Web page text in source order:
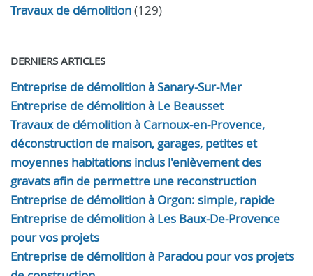
Travaux de démolition(129)
DERNIERS ARTICLES
Entreprise de démolition à Sanary-Sur-Mer
Entreprise de démolition à Le Beausset
Travaux de démolition à Carnoux-en-Provence,
déconstruction de maison, garages, petites et
moyennes habitations inclus l'enlèvement des
gravats afin de permettre une reconstruction
Entreprise de démolition à Orgon: simple, rapide
Entreprise de démolition à Les Baux-De-Provence
pour vos projets
Entreprise de démolition à Paradou pour vos projets